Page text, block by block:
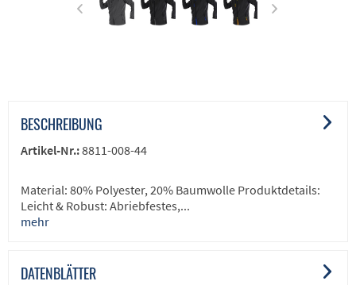
BESCHREIBUNG
Artikel-Nr.:8811-008-44
Material: 80% Polyester, 20% Baumwolle Produktdetails:
Leicht & Robust: Abriebfestes,...
mehr
DATENBLÄTTER